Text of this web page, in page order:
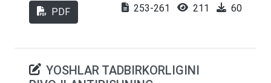
jozibadorligini oshirishda muhim omil sifatida
namoyon bo‘ladi. Shu sababli ularning boshqaruv
darajasini oshirish, shuningdek, barcha
PDF 253-261 211 60
YOSHLAR TADBIRKORLIGINI